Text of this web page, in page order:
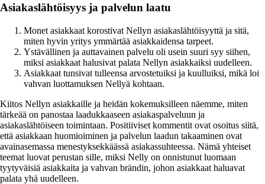
Asiakaslähtöisyys ja palvelun laatu
Monet asiakkaat korostivat Nellyn asiakaslähtöisyyttä ja sitä,
miten hyvin yritys ymmärtää asiakkaidensa tarpeet.
Ystävällinen ja auttavainen palvelu oli usein suuri syy siihen,
miksi asiakkaat halusivat palata Nellyn asiakkaiksi uudelleen.
Asiakkaat tunsivat tulleensa arvostetuiksi ja kuulluiksi, mikä loi
vahvan luottamuksen Nellyä kohtaan.
Kiitos Nellyn asiakkaille ja heidän kokemuksilleen näemme, miten
tärkeää on panostaa laadukkaaseen asiakaspalveluun ja
asiakaslähtöiseen toimintaan. Positiiviset kommentit ovat osoitus siitä,
että asiakkaan huomioiminen ja palvelun laadun takaaminen ovat
avainasemassa menestyksekkäässä asiakassuhteessa. Nämä yhteiset
teemat luovat perustan sille, miksi Nelly on onnistunut luomaan
tyytyväisiä asiakkaita ja vahvan brändin, johon asiakkaat haluavat
palata yhä uudelleen.